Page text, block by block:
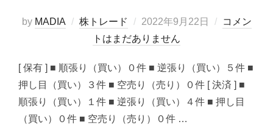
by MADIA 株トレード
投
稿
2022年9月22日
コメン
トはまだありません
[ 保有 ] ■ 順張り（買い）０件 ■ 逆張り（買い）５件 ■
押し目（買い）３件 ■ 空売り（売り）０件 [ 決済 ] ■
順張り（買い）１件 ■ 逆張り（買い）４件 ■ 押し目
（買い）０件 ■ 空売り（売り）０件 …